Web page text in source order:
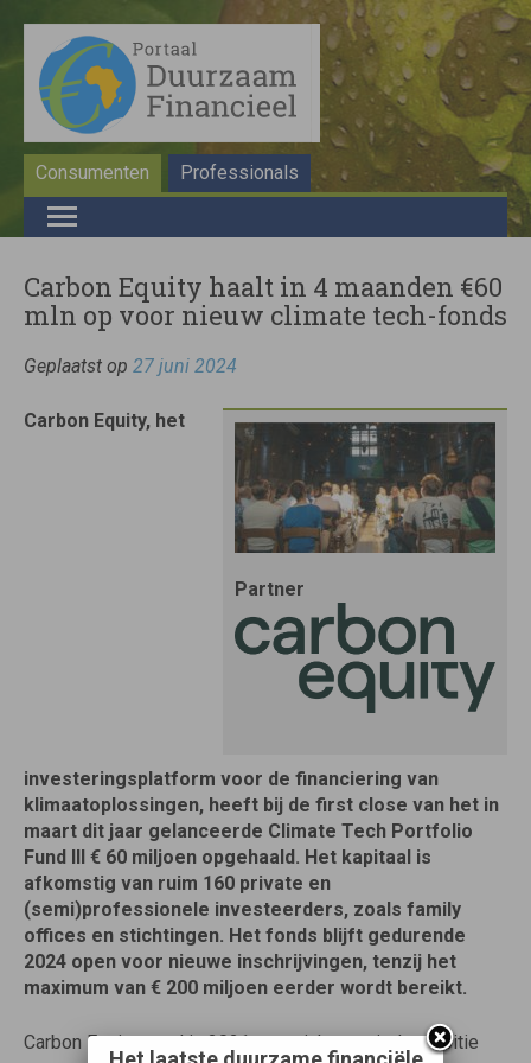
Consumenten Professionals
Carbon Equity haalt in 4 maanden €60
mln op voor nieuw climate tech-fonds
Geplaatst op 27 juni 2024
Partner
Carbon Equity, het
investeringsplatform voor de financiering van
klimaatoplossingen, heeft bij de first close van het in
maart dit jaar gelanceerde Climate Tech Portfolio
Fund III € 60 miljoen opgehaald. Het kapitaal is
afkomstig van ruim 160 private en
(semi)professionele investeerders, zoals family
offices en stichtingen. Het fonds blijft gedurende
2024 open voor nieuwe inschrijvingen, tenzij het
maximum van € 200 miljoen eerder wordt bereikt.
Carbon Equity werd in 2021 opgericht vanuit de ambitie